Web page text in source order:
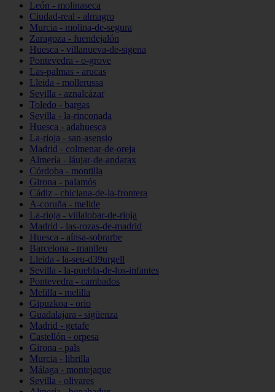
León - molinaseca
Ciudad-real - almagro
Murcia - molina-de-segura
Zaragoza - fuendejalón
Huesca - villanueva-de-sigena
Pontevedra - o-grove
Las-palmas - arucas
Lleida - mollerussa
Sevilla - aznalcázar
Toledo - bargas
Sevilla - la-rinconada
Huesca - adahuesca
La-rioja - san-asensio
Madrid - colmenar-de-oreja
Almería - láujar-de-andarax
Córdoba - montilla
Girona - palamós
Cádiz - chiclana-de-la-frontera
A-coruña - melide
La-rioja - villalobar-de-rioja
Madrid - las-rozas-de-madrid
Huesca - aínsa-sobrarbe
Barcelona - manlleu
Lleida - la-seu-d39urgell
Sevilla - la-puebla-de-los-infantes
Pontevedra - cambados
Melilla - melilla
Gipuzkoa - orio
Guadalajara - sigüenza
Madrid - getafe
Castellón - orpesa
Girona - pals
Murcia - librilla
Málaga - montejaque
Sevilla - olivares